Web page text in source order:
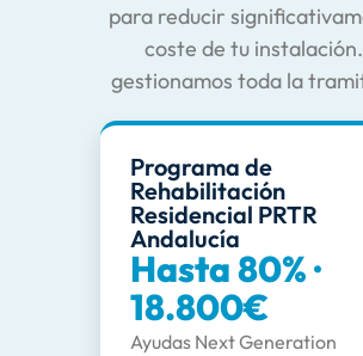
para reducir
coste de tu
gestionamos toda la
Programa de
Rehabilitación
Residencial PRTR
Andalucía
Hasta 80% ·
18.800€
Ayudas Next Generation